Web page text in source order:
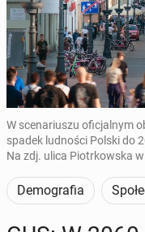
W scenariuszu oficjalnym
spadek ludności Polski do
Na zdj. ulica Piotrkowska
Demografia